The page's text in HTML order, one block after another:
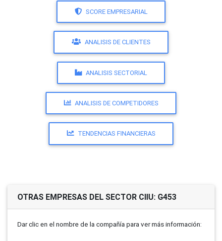
SCORE EMPRESARIAL
ANALISIS DE CLIENTES
ANALISIS SECTORIAL
ANALISIS DE COMPETIDORES
TENDENCIAS FINANCIERAS
OTRAS EMPRESAS DEL SECTOR CIIU: G453
Dar clic en el nombre de la compañí­a para ver más información: